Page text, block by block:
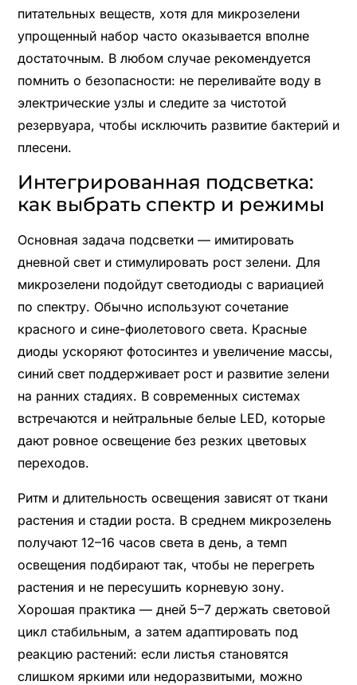
питательных веществ, хотя для микрозелени
упрощенный набор часто оказывается вполне
достаточным. В любом случае рекомендуется
помнить о безопасности: не переливайте воду в
электрические узлы и следите за чистотой
резервуара, чтобы исключить развитие бактерий и
плесени.
Интегрированная подсветка:
как выбрать спектр и режимы
Основная задача подсветки — имитировать
дневной свет и стимулировать рост зелени. Для
микрозелени подойдут светодиоды с вариацией
по спектру. Обычно используют сочетание
красного и сине-фиолетового света. Красные
диоды ускоряют фотосинтез и увеличение массы,
синий свет поддерживает рост и развитие зелени
на ранних стадиях. В современных системах
встречаются и нейтральные белые LED, которые
дают ровное освещение без резких цветовых
переходов.
Ритм и длительность освещения зависят от ткани
растения и стадии роста. В среднем микрозелень
получают 12–16 часов света в день, а темп
освещения подбирают так, чтобы не перегреть
растения и не пересушить корневую зону.
Хорошая практика — дней 5–7 держать световой
цикл стабильным, а затем адаптировать под
реакцию растений: если листья становятся
слишком яркими или недоразвитыми, можно